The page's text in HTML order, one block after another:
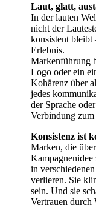
Laut, glatt,
In der lauten
nicht der
konsistent
Erlebnis.
Markenführung
Logo oder ein
Kohärenz über
jedes
der Sprache
Verbindung zum
Konsistenz ist
Marken, die
in
verlieren. Sie
sein. Und sie
Vertrauen durch